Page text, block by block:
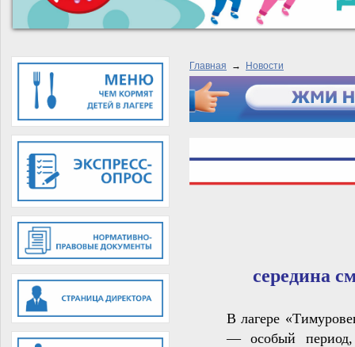
Главная → Новости
середина
В лагере
— особый период,